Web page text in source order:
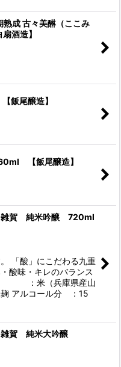
成 古々美醂（ここみ
酒造】
尾醸造】
【飯尾醸造】
雑賀 純米吟醸 720ml
「酸」にこだわる九重
酸味・キレのバランス
：米（兵庫県産山
麹 アルコール分 ：15
雑賀 純米大吟醸